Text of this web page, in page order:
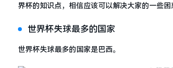
界杯的知识点，相信应该可以解决大家的一些
世界杯失球最多的国家
世界杯失球最多的国家是巴西。